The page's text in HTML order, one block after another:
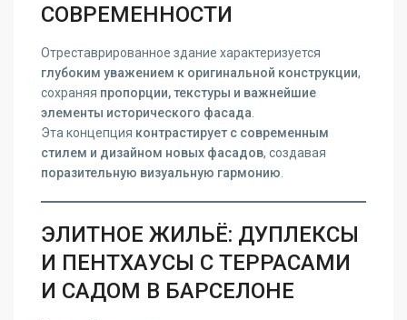
СОВРЕМЕННОСТИ
Отреставрированное здание характеризуется
глубоким уважением к оригинальной конструкции,
сохраняя пропорции, текстуры и важнейшие
элементы исторического фасада
Эта концепция контрастирует с современным
стилем и дизайном новых фасадов, создавая
поразительную визуальную гармонию
ЭЛИТНОЕ ЖИЛЬЁ: ДУПЛЕКСЫ
И ПЕНТХАУСЫ С ТЕРРАСАМИ
И САДОМ В БАРСЕЛОНЕ